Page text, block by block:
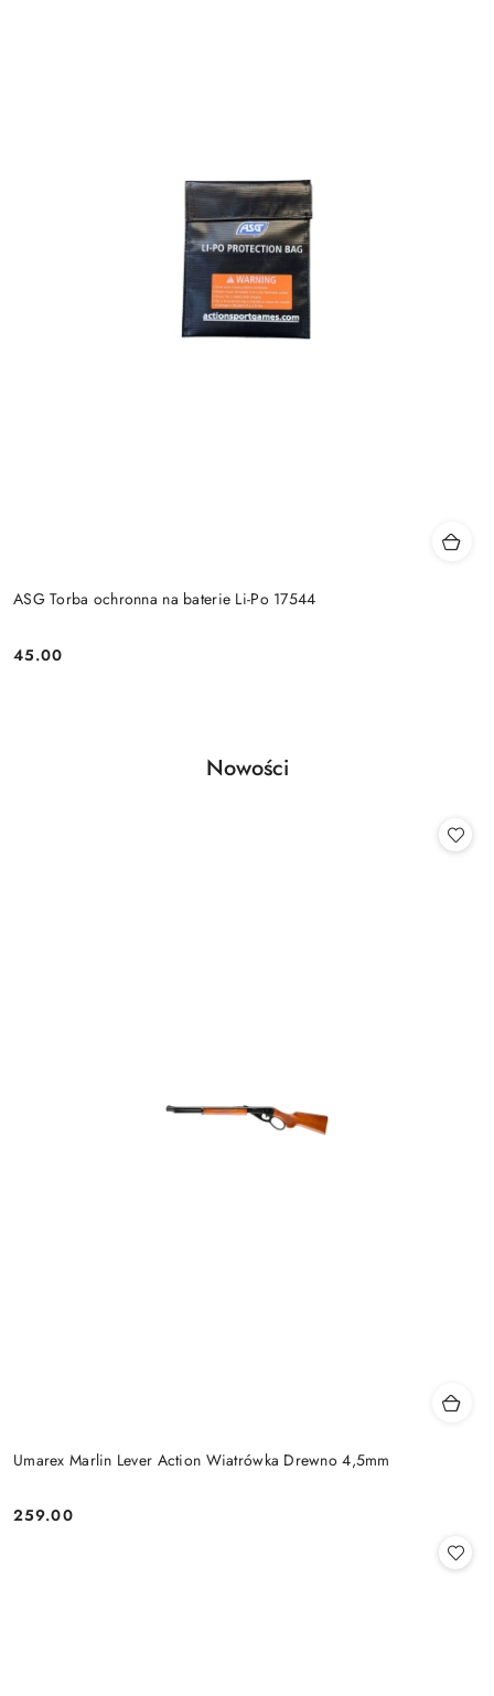
ASG Torba ochronna na baterie Li-Po 17544
Cena:
45.00
Pomiń karuzelę produktów
Produkty
Nowości
Umarex Marlin Lever Action Wiatrówka Drewno 4,5mm
Cena:
259.00